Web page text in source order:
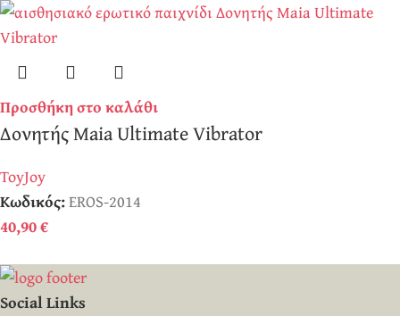
Προσθήκη στο καλάθι
Δονητής Maia Ultimate Vibrator
ToyJoy
Κωδικός:EROS-2014
40,90€
Social Links